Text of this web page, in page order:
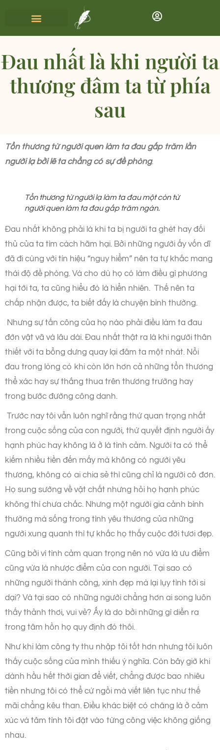
Đau nhất là khi người ta
thương đâm ta từ phía
sau
Tổn thương từ người quen làm ta đau gấp trăm lần
người lạ bởi lẽ ta chẳng có sự đề phòng.
Tổn thương từ người lạ làm ta đau một còn từ
người quen làm ta đau gấp trăm ngàn.
Đau nhất không phải là khi ta bị người ta ghét hay đối
thủ của ta tìm cách hãm hại. Bởi những người ấy vốn dĩ
đã đi cùng với tín hiệu “nguy hiểm” nên ta tự khắc mang
thái độ đề phòng. Và cho dù họ có làm điều gì phương
hại tới ta, ta cũng hiểu đó là hiển nhiên. Thế nên ta
chấp nhận được, ta biết đấy là chuyện bình thường.
Nhưng sự tấn công của họ nào phải điều làm ta đau
đớn vật vã và lâu dài. Đau nhất thật ra là khi người thân
thiết với ta bỗng dưng quay lại đâm ta một nhát. Nỗi
đau trong lòng có khi còn lớn hơn cả những tổn thương
thể xác hay sự thắng thua trên thương trường hay
trong bước đường công danh.
Trước nay tôi vẫn luôn nghĩ rằng thứ quan trọng nhất
trong cuộc sống của con người, thứ quyết định người ấy
hạnh phúc hay không là ở là tình cảm. Người ta có thể
kiếm nhiều tiền đến mấy mà không có người yêu
thương, không có ai chia sẻ thì cũng chỉ là người cô đơn.
Họ sung sướng về vật chất nhưng hỏi họ hạnh phúc
không thì chưa chắc. Nhưng một người gia cảnh bình
thường mà sống trong tình yêu thương của những
người xung quanh thì tự khắc họ thấy cuộc đời tươi đẹp.
Cũng bởi vì tình cảm quan trọng nên nó vừa là ưu điểm
cũng vừa là nhược điểm của con người. Tại sao có
những người thành công, xinh đẹp mà lại lụy tình tới si
dại? Và tại sao có những người chẳng hơn ai song luôn
thấy thảnh thơi, vui vẻ? Ấy là do bởi những gì diễn ra
trong tâm hồn họ quy định đó thôi.
Như khi làm công ty thu nhập tôi tốt hơn nhưng tôi luôn
thấy cuộc sống của mình thiếu ý nghĩa. Còn bây giờ khi
dành hầu hết thời gian để viết, chẳng được bao nhiêu
tiền nhưng tôi có thể cứ ngồi mà viết liên tục như thế
mãi chẳng kêu than. Điều khác biệt có chăng là ở cảm
xúc và tâm tình tôi đặt vào từng công việc không giống
nhau.